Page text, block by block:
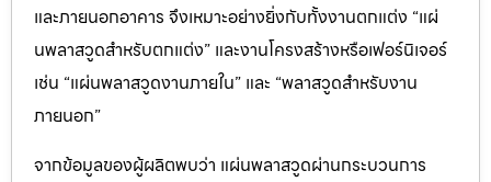
และภายนอกอาคาร จึงเหมาะอย่างยิ่งกับทั้งงานตกแต่ง “แผ่
นพลาสวูดสำหรับตกแต่ง” และงานโครงสร้างหรือเฟอร์นิเจอร์
เช่น “แผ่นพลาสวูดงานภายใน” และ “พลาสวูดสำหรับงาน
ภายนอก”
จากข้อมูลของผู้ผลิตพบว่า แผ่นพลาสวูดผ่านกระบวนการ